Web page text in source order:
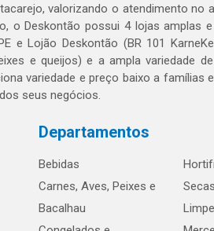
valorizando o atendimento no
o Deskontão possui 4 lojas amplas
e Lojão Deskontão (BR 101
e queijos) e a ampla variedade
variedade e preço baixo a
seus negócios.
Departamentos
Bebidas
Carnes, Aves, Peixes e
Bacalhau